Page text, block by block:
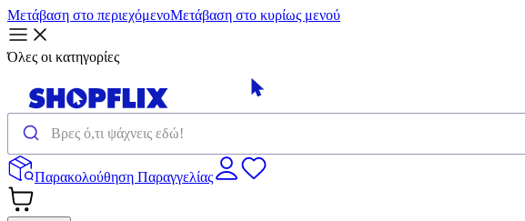
Μετάβαση στο περιεχόμενοΜετάβαση στο κυρίως μενού
Όλες οι κατηγορίες
Παρακολούθηση Παραγγελίας